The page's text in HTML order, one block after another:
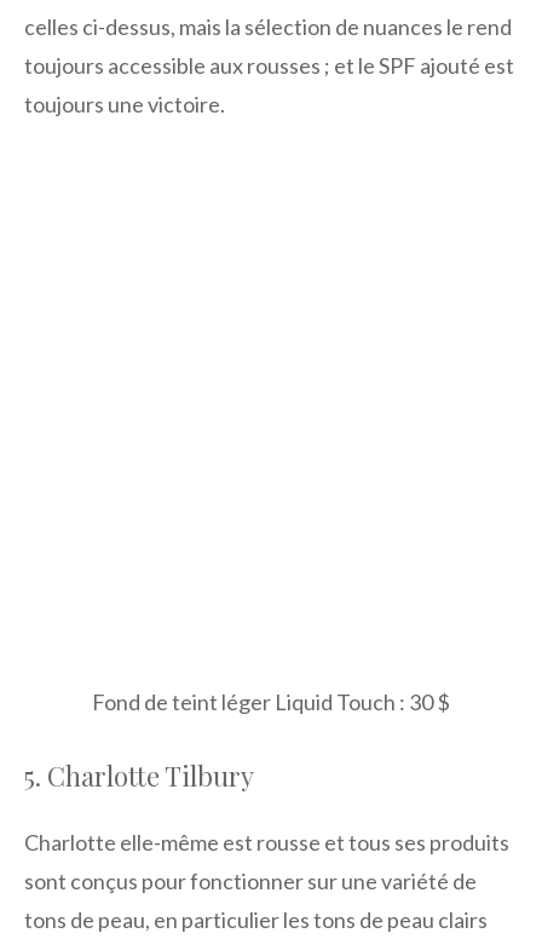
celles ci-dessus, mais la sélection de nuances le rend
toujours accessible aux rousses ; et le SPF ajouté est
toujours une victoire.
Fond de teint léger Liquid Touch : 30 $
5. Charlotte Tilbury
Charlotte elle-même est rousse et tous ses produits
sont conçus pour fonctionner sur une variété de
tons de peau, en particulier les tons de peau clairs